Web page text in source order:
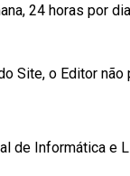
24 horas por
Site, o Editor
de Informática e